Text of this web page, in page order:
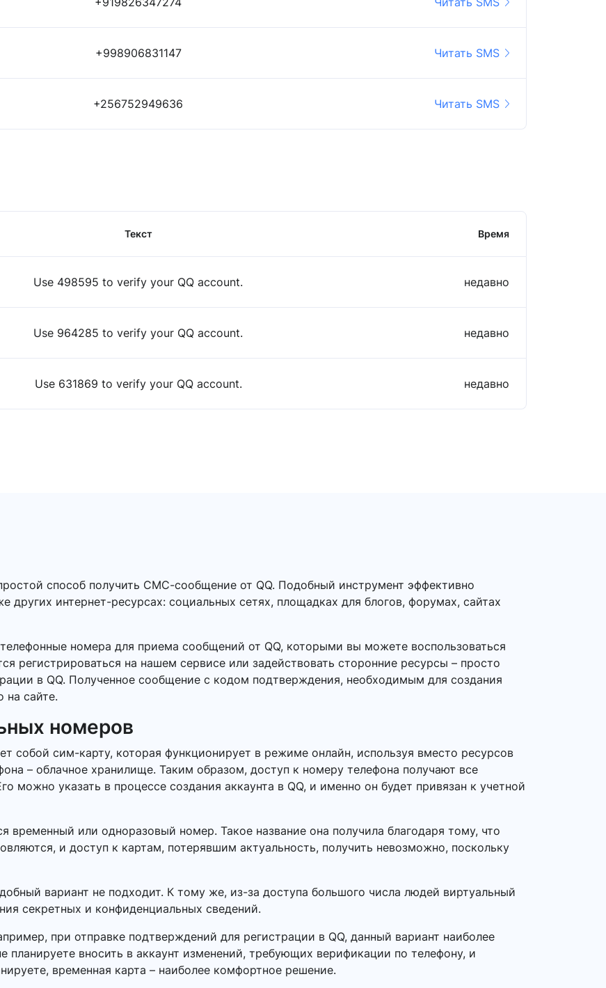
+998906831147 Читать SMS
+256752949636 Читать SMS
Текст Время
Use 498595 to verify your QQ account. недавно
Use 964285 to verify your QQ account. недавно
Use 631869 to verify your QQ account. недавно
способ получить СМС-сообщение от QQ. Подобный инструмент эффективно
других интернет-ресурсах: социальных сетях, площадках для блогов, форумах, сайтах
номера для приема сообщений от QQ, которыми вы можете воспользоваться
регистрироваться на нашем сервисе или задействовать сторонние ресурсы – просто
в QQ. Полученное сообщение с кодом подтверждения, необходимым для создания
на сайте.
номеров
собой сим-карту, которая функционирует в режиме онлайн, используя вместо ресурсов
– облачное хранилище. Таким образом, доступ к номеру телефона получают все
можно указать в процессе создания аккаунта в QQ, и именно он будет привязан к учетной
временный или одноразовый номер. Такое название она получила благодаря тому, что
и доступ к картам, потерявшим актуальность, получить невозможно, поскольку
вариант не подходит. К тому же, из-за доступа большого числа людей виртуальный
секретных и конфиденциальных сведений.
при отправке подтверждений для регистрации в QQ, данный вариант наиболее
планируете вносить в аккаунт изменений, требующих верификации по телефону, и
временная карта – наиболее комфортное решение.